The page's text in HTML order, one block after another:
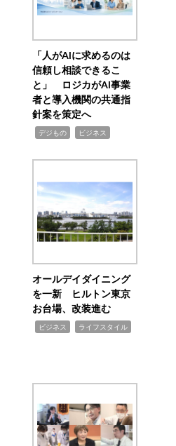
「人がAIに求めるのは
信頼し相談できるこ
と」 ロジカがAI事業
者と導入機関の共通指
針案を策定へ
デジもの ビジネス
オールデイダイニング
を一新 ヒルトン東京
お台場、改装進む
ビジネス ライフスタイル